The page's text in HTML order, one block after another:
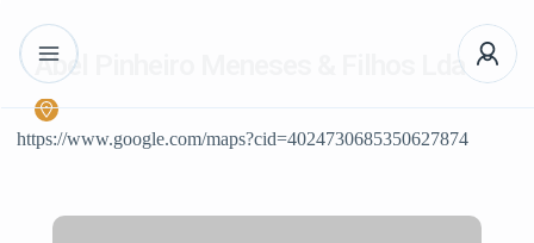
Abel Pinheiro Meneses & Filhos Lda
https://www.google.com/maps?cid=4024730685350627874